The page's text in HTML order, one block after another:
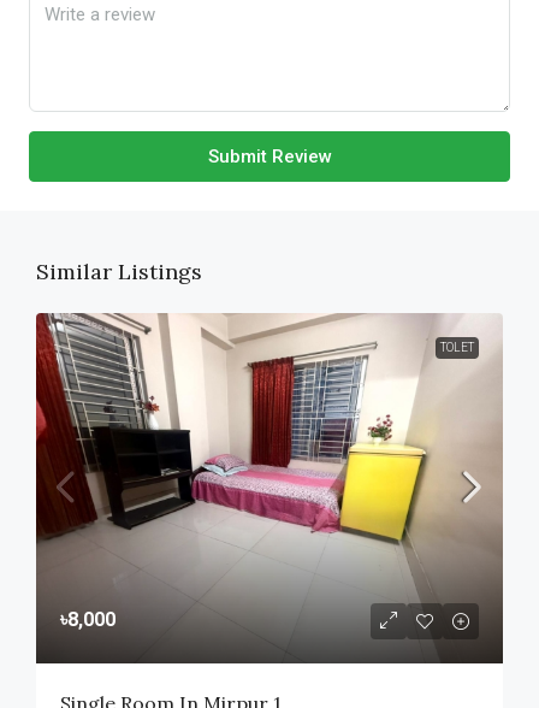
Submit Review
Similar Listings
TOLET
৳8,000
Single Room In Mirpur 1